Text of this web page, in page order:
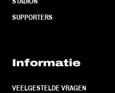
SUPPORTERS
Informatie
VEELGESTELDE VRAGEN